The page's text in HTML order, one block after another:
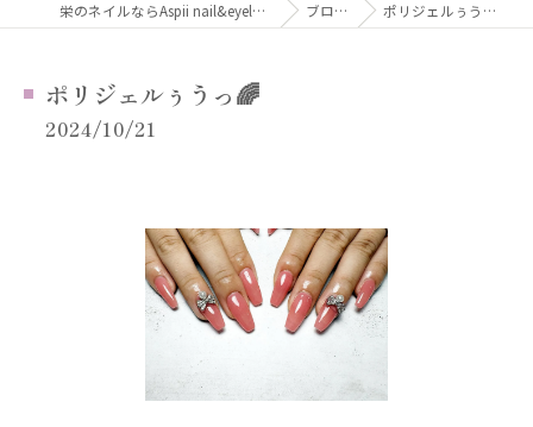
栄のネイルならAspii nail&eyelash ブログ ポリジェルぅうっ🌈
ポリジェルぅうっ🌈
2024/10/21